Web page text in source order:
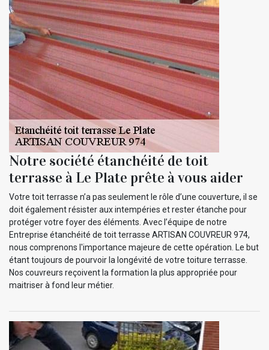
Notre société étanchéité de toit
terrasse à Le Plate prête à vous aider
Votre toit terrasse n’a pas seulement le rôle d’une couverture, il se
doit également résister aux intempéries et rester étanche pour
protéger votre foyer des éléments. Avec l’équipe de notre
Entreprise étanchéité de toit terrasse ARTISAN COUVREUR 974,
nous comprenons l'importance majeure de cette opération. Le but
étant toujours de pourvoir la longévité de votre toiture terrasse.
Nos couvreurs reçoivent la formation la plus appropriée pour
maitriser à fond leur métier.